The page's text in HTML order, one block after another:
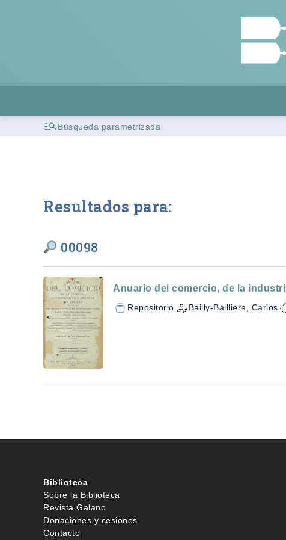
Búsqueda parametrizada
Resultados para:
00098
Anuario del comercio, de la
Repositorio Bailly-Bailliere, Carlos
Biblioteca
Sobre la Biblioteca
Revista Galano
Donaciones y cesiones
Contacto